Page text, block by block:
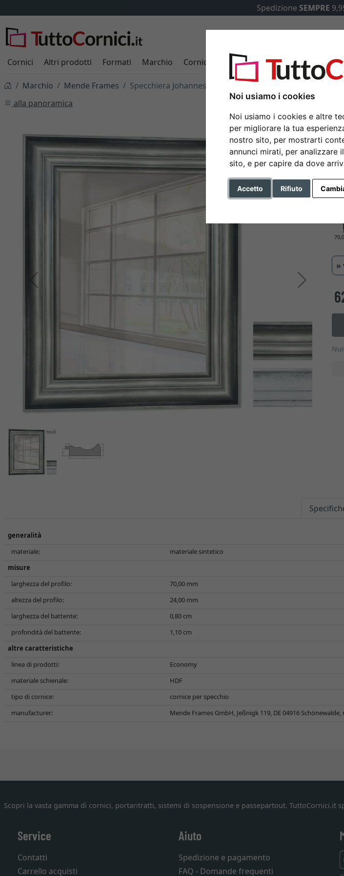
Noi usiamo i cookies
Noi usiamo i cookies e altre
per migliorare la tua
nostro sito, per mostrarti
annunci mirati, per analizzare
sito, e per capire da dove
Accetto Rifiuto
Spedizione SEMPRE
Cornici Altri prodotti Formati Marchio Cornici su misura Passepartout
Marchio Mende Frames
Specchiera Johannesburg su misura
alla panoramica
Indietro Avanti
»
generalità
materiale:
materiale sintetico
misure
larghezza del profilo:
70,00 mm
altezza del profilo:
24,00 mm
larghezza del battente:
0,80 cm
profondità del battente:
1,10 cm
altre caratteristiche
linea di prodotti:
Economy
materiale schienale:
HDF
tipo di cornice:
cornice per specchio
manufacturer:
Mende Frames GmbH, Jeßnigk 119, DE 04916 Schönewalde,
Scopri la vasta gamma di cornici, portaritratti, sistemi di sospensione e passepartout. TuttoCornici.it
Service
Contatti
Carrello acquisti
Aiuto
Spedizione e pagamento
FAQ - Domande frequenti